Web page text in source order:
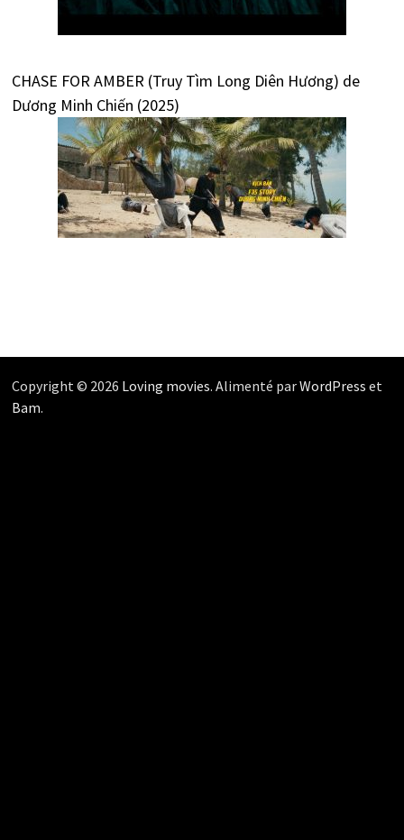
CHASE FOR AMBER (Truy Tìm Long Diên Hương) de
Dương Minh Chiến (2025)
Copyright © 2026 Loving movies. Alimenté parWordPress et
Bam.